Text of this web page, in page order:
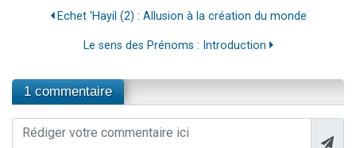
Echet 'Hayil (2) : Allusion à la création du monde
Le sens des Prénoms : Introduction
1 commentaire